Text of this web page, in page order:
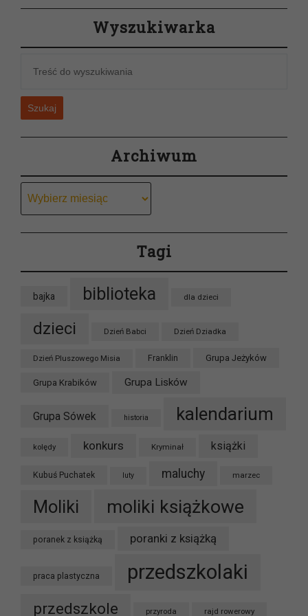
Wyszukiwarka
Szukaj
Archiwum
Tagi
bajka biblioteka dla dzieci
dzieci Dzień Babci Dzień Dziadka
Dzień Pluszowego Misia Franklin Grupa Jeżyków
Grupa Krabików Grupa Lisków
Grupa Sówek historia kalendarium
kolędy konkurs Kryminał książki
Kubuś Puchatek luty maluchy marzec
Moliki moliki książkowe
poranek z książką poranki z książką
praca plastyczna przedszkolaki
przedszkole przyroda rajd rowerowy